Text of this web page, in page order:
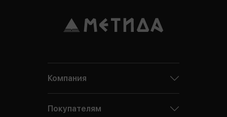
Компания
Покупателям